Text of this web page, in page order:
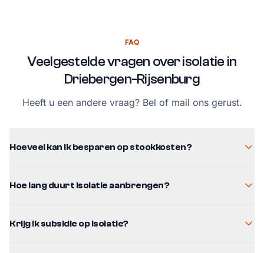
FAQ
Veelgestelde vragen over isolatie in
Driebergen-Rijsenburg
Heeft u een andere vraag? Bel of mail ons gerust.
Hoeveel kan ik besparen op stookkosten?
Hoe lang duurt isolatie aanbrengen?
Krijg ik subsidie op isolatie?